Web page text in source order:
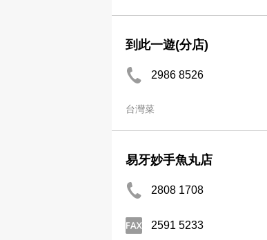
到此一遊(分店)
2986 8526
台灣菜
易牙妙手魚丸店
2808 1708
2591 5233